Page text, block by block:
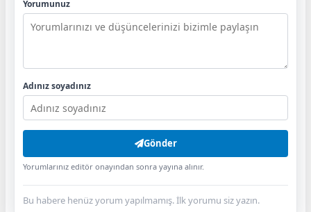
Yorumunuz
Adınız soyadınız
Gönder
Yorumlarınız editör onayından sonra yayına alınır.
Bu habere henüz yorum yapılmamış. İlk yorumu siz yazın.